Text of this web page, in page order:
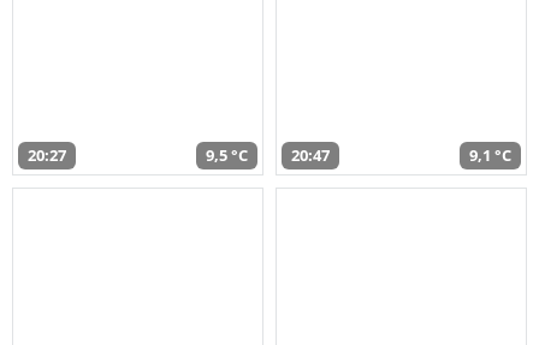
20:27 9,5 °C 20:47 9,1 °C